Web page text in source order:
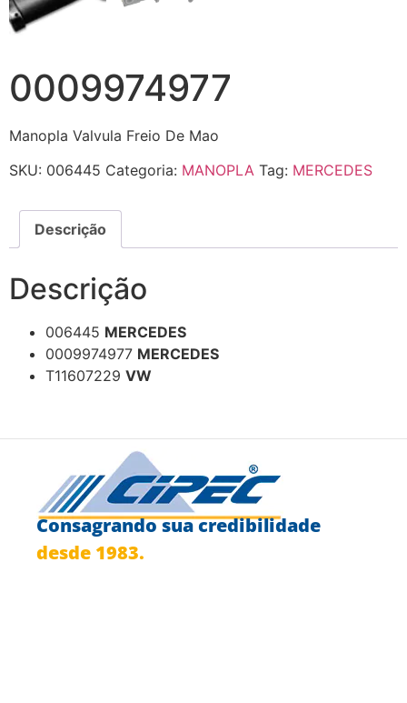
0009974977
Manopla Valvula Freio De Mao
SKU: 006445 Categoria: MANOPLA Tag: MERCEDES
Descrição
Descrição
006445 MERCEDES
0009974977 MERCEDES
T11607229 VW
Consagrando sua credibilidade
desde 1983.